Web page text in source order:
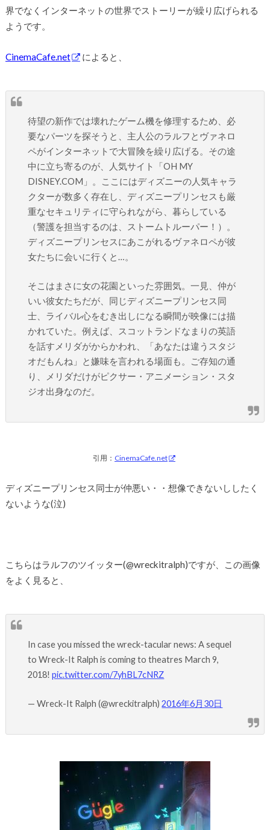
界でなくインターネットの世界でストーリーが繰り広げられる
ようです。
CinemaCafe.net によると、
待望の新作では壊れたゲーム機を修理するため、必
要なパーツを探そうと、主人公のラルフとヴァネロ
ペがインターネットで大冒険を繰り広げる。その途
中に立ち寄るのが、人気サイト「OH MY
DISNEY.COM」。ここにはディズニーの人気キャラ
クターが数多く存在し、ディズニープリンセスも厳
重なセキュリティに守られながら、暮らしている
（警護を担当するのは、ストームトルーパー！）。
ディズニープリンセスにあこがれるヴァネロペが彼
女たちに会いに行くと…。
そこはまさに女の花園といった雰囲気。一見、仲が
いい彼女たちだが、同じディズニープリンセス同
士、ライバル心をむき出しになる瞬間が映像には描
かれていた。例えば、スコットランドなまりの英語
を話すメリダがからかわれ、「あなたは違うスタジ
オだもんね」と嫌味を言われる場面も。ご存知の通
り、メリダだけがピクサー・アニメーション・スタ
ジオ出身なのだ。
引用： CinemaCafe.net
ディズニープリンセス同士が仲悪い・・想像できないししたく
ないような(泣)
こちらはラルフのツイッター(@wreckitralph)ですが、この画像
をよく見ると、
In case you missed the wreck-tacular news: A sequel
to Wreck-It Ralph is coming to theatres March 9,
2018!pic.twitter.com/7yhBL7cNRZ
— Wreck-It Ralph (@wreckitralph)2016年6月30日